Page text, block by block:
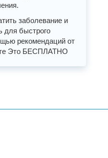
заболевание и
для быстрого
рекомендаций от
Это БЕСПЛАТНО